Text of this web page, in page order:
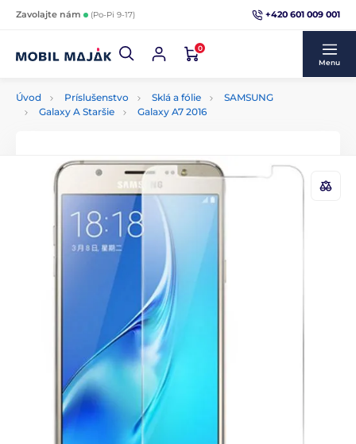
Zavolajte nám (Po-Pi 9-17) +420 601 009 001
0
Menu
Úvod Príslušenstvo Sklá a fólie
SAMSUNG
Galaxy A Staršie
Galaxy A7 2016